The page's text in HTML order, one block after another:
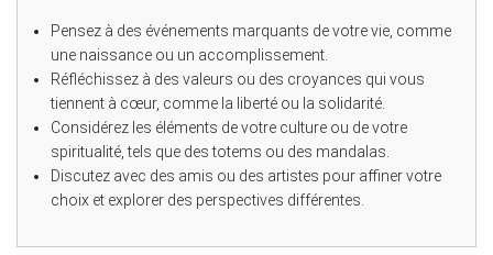
Pensez à des événements marquants de votre vie, comme
une naissance ou un accomplissement.
Réfléchissez à des valeurs ou des croyances qui vous
tiennent à cœur, comme la liberté ou la solidarité.
Considérez les éléments de votre culture ou de votre
spiritualité, tels que des totems ou des mandalas.
Discutez avec des amis ou des artistes pour affiner votre
choix et explorer des perspectives différentes.